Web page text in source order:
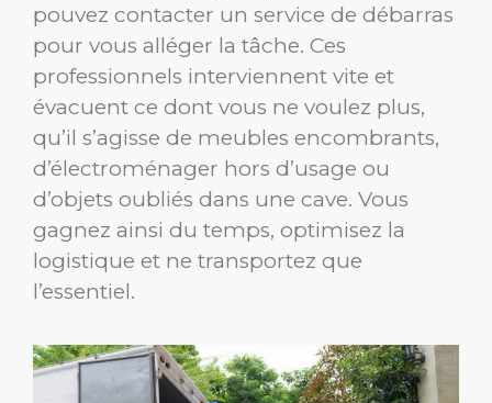
pouvez contacter un service de débarras
pour vous alléger la tâche. Ces
professionnels interviennent vite et
évacuent ce dont vous ne voulez plus,
qu’il s’agisse de meubles encombrants,
d’électroménager hors d’usage ou
d’objets oubliés dans une cave. Vous
gagnez ainsi du temps, optimisez la
logistique et ne transportez que
l’essentiel.